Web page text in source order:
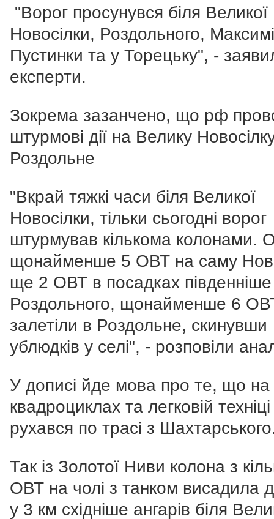
"Ворог просунувся біля Великої
Новосілки, Роздольного,
Пустинки та у Торецьку", -
експерти.
Зокрема зазанчено, що рф
штурмові дії на Велику
Роздольне
"Вкрай тяжкі часи біля Великої
Новосілки, тільки сьогодні ворог
штурмував кількома колонами.
щонайменше 5 ОВТ на саму
ще 2 ОВТ в посадках південніше
Роздольного, щонайменше 6
залетіли в Роздольне, скинувши
ублюдків у селі", - розповіли
У дописі йде мова про те, що на
квадроциклах та легковій
рухався по трасі з
Так із Золотої Ниви колона з
ОВТ на чолі з танком висадила
у 3 км східніше ангарів біля